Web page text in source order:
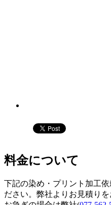
料金について
下記の染め・プリント加工
ださい。弊社よりお見積りを